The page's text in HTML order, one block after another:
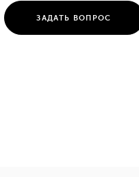
ЗАДАТЬ ВОПРОС